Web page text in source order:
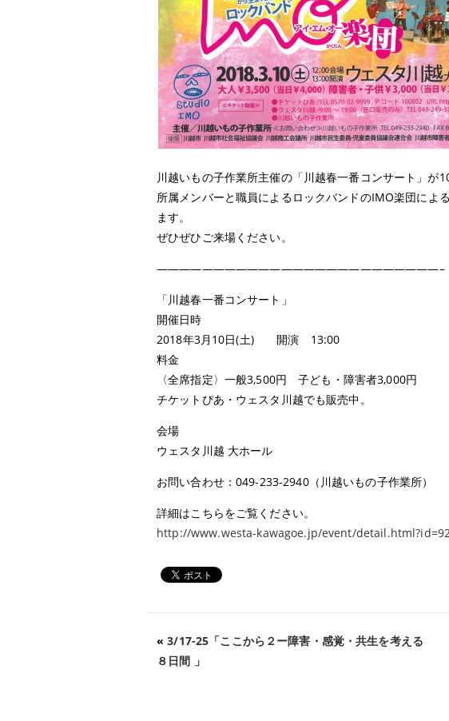
川越いもの子作業所主催の「川越春一番コンサート」が
所属メンバーと職員によるロックバンドのIMO楽団によ
ます。
ぜひぜひご来場ください。
—————————————————————————–
「川越春一番コンサート」
開催日時
2018年3月10日(土) 開演 13:00
料金
〈全席指定〉一般3,500円 子ども・障害者3,000円
チケットぴあ・ウェスタ川越でも販売中。
会場
ウェスタ川越 大ホール
お問い合わせ：049-233-2940（川越いもの子作業所）
詳細はこちらをご覧ください。
http://www.westa-kawagoe.jp/event/
«3/17-25「ここから２ー障害・感覚・共生を考える
８日間 」